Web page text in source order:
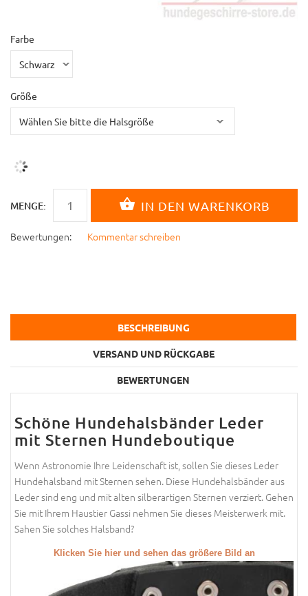
Farbe
Größe
MENGE:
Bewertungen: Kommentar schreiben
BESCHREIBUNG
VERSAND UND RÜCKGABE
BEWERTUNGEN
Schöne Hundehalsbänder Leder
mit Sternen Hundeboutique
Wenn Astronomie Ihre Leidenschaft ist, sollen Sie dieses Leder
Hundehalsband mit Sternen sehen. Diese Hundehalsbänder aus
Leder sind eng und mit alten silberartigen Sternen verziert. Gehen
Sie mit Ihrem Haustier Gassi nehmen Sie dieses Meisterwerk mit.
Sahen Sie solches Halsband?
Klicken Sie hier und sehen das größere Bild an